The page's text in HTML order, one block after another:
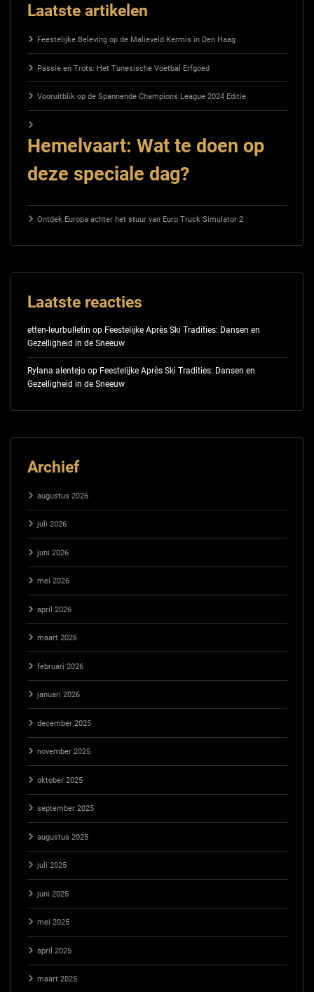
Laatste artikelen
Feestelijke Beleving op de Malieveld Kermis in Den Haag
Passie en Trots: Het Tunesische Voetbal Erfgoed
Vooruitblik op de Spannende Champions League 2024 Editie
Hemelvaart: Wat te doen op
deze speciale dag?
Ontdek Europa achter het stuur van Euro Truck Simulator 2
Laatste reacties
etten-leurbulletin op Feestelijke Après Ski Tradities: Dansen en
Gezelligheid in de Sneeuw
Rylana alentejoop Feestelijke Après Ski Tradities: Dansen en
Gezelligheid in de Sneeuw
Archief
augustus 2026
juli 2026
juni 2026
mei 2026
april 2026
maart 2026
februari 2026
januari 2026
december 2025
november 2025
oktober 2025
september 2025
augustus 2025
juli 2025
juni 2025
mei 2025
april 2025
maart 2025